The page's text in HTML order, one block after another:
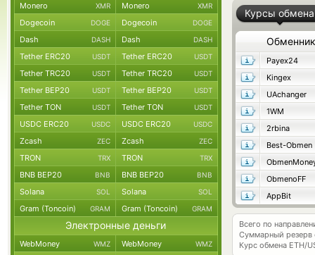
Курсы обмена
Обменник
Payex24
Kingex
UAchanger
1WM
2rbina
Best-Obmen
ObmenoFF
AppBit
Всего по
Суммарный резерв
Курс обмена ETH/
Monero XMR Monero XMR
Dogecoin DOGE Dogecoin DOGE
Dash DASH Dash DASH
Tether ERC20 USDT Tether ERC20 USDT
Tether TRC20 USDT Tether TRC20 USDT
Tether BEP20 USDT Tether BEP20 USDT
Tether TON USDT Tether TON USDT
USDC ERC20 USDC USDC ERC20 USDC
Zcash ZEC Zcash ZEC
TRON TRX TRON TRX
BNB BEP20 BNB BNB BEP20 BNB
Solana SOL Solana SOL
Gram (Toncoin) GRAM Gram (Toncoin) GRAM
Электронные деньги
WebMoney WMZ WebMoney WMZ